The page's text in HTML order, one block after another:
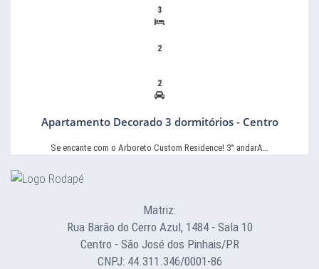
3
2
2
Apartamento Decorado 3 dormitórios - Centro
Se encante com o Arboreto Custom Residence! 3° andarA…
Matriz:
Rua Barão do Cerro Azul, 1484 - Sala 10
Centro - São José dos Pinhais/PR
CNPJ: 44.311.346/0001-86